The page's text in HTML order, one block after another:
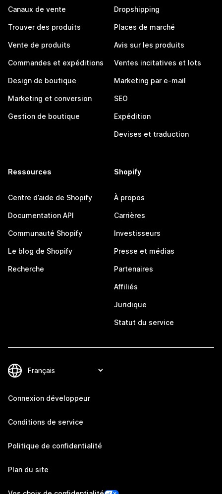
Canaux de vente
Trouver des produits
Vente de produits
Commandes et expéditions
Design de boutique
Marketing et conversion
Gestion de boutique
Dropshipping
Places de marché
Avis sur les produits
Ventes incitatives et lots
Marketing par e-mail
SEO
Expédition
Devises et traduction
Ressources
Centre d’aide de Shopify
Documentation API
Communauté Shopify
Le blog de Shopify
Recherche
Shopify
À propos
Carrières
Investisseurs
Presse et médias
Partenaires
Affiliés
Juridique
Statut du service
Connexion développeur
Conditions de service
Politique de confidentialité
Plan du site